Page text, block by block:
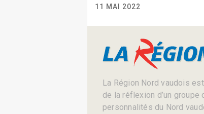
11 MAI 2022
La Région Nord vaudois
de la réflexion d’un
personnalités du Nord